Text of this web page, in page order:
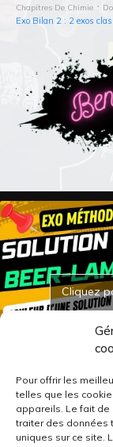
Pour offrir les
telles que les
appareils. Le fait de
traiter des données
uniques sur ce site.
Chapitres De Chimie
Cliquez